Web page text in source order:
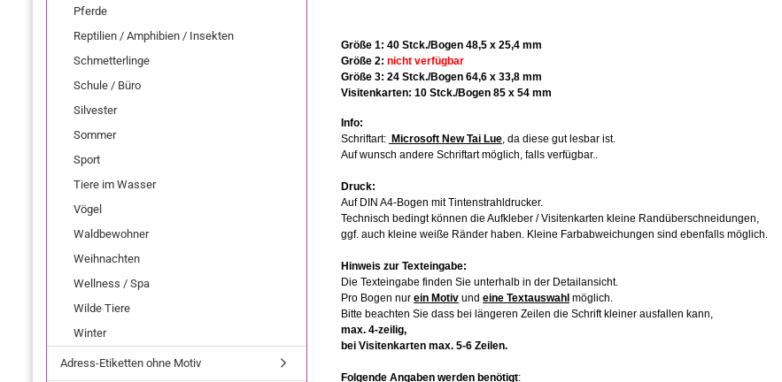
Pferde
Reptilien / Amphibien / Insekten
Schmetterlinge
Schule / Büro
Silvester
Sommer
Sport
Tiere im Wasser
Vögel
Waldbewohner
Weihnachten
Wellness / Spa
Wilde Tiere
Winter
Adress-Etiketten ohne Motiv